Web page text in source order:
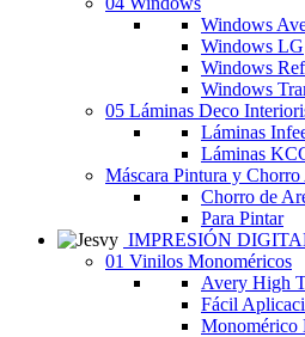
Windows
Windows LG
Windows
Windows
05 Láminas Deco
Láminas
Láminas
Máscara Pintura y Chorro
Chorro de
Para Pintar
IMPRESIÓN
01 Vinilos Monoméricos
Avery High
Fácil
Monomérico